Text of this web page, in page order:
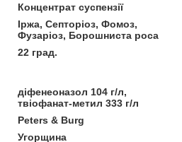
Концентрат суспензії
Іржа, Септоріоз, Фомоз,
Фузаріоз, Борошниста роса
22 град.
діфенеоназол 104 г/л,
твіофанат-метил 333 г/л
Peters & Burg
Угорщина